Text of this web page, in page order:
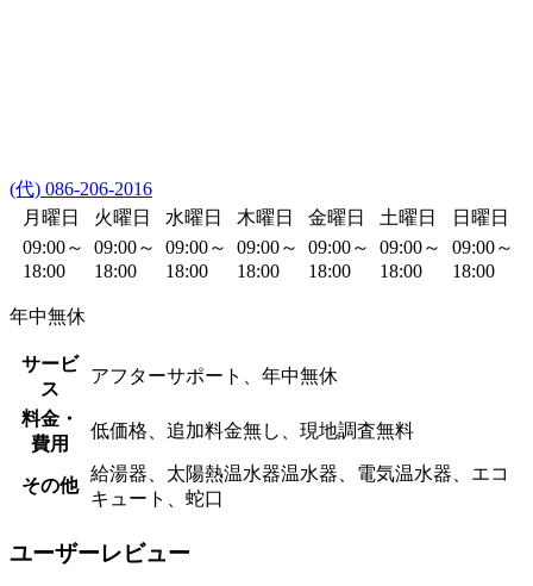
(代) 086-206-2016
月曜日
火曜日 水曜日 木曜日 金曜日 土曜日
日曜日
09:00～
18:00
09:00～
18:00
09:00～
18:00
09:00～
18:00
09:00～
18:00
09:00～
18:00
09:00～
18:00
年中無休
サービ
ス
アフターサポート、年中無休
料金・
費用
低価格、追加料金無し、現地調査無料
その他
給湯器、太陽熱温水器温水器、電気温水器、エコ
キュート、蛇口
ユーザーレビュー